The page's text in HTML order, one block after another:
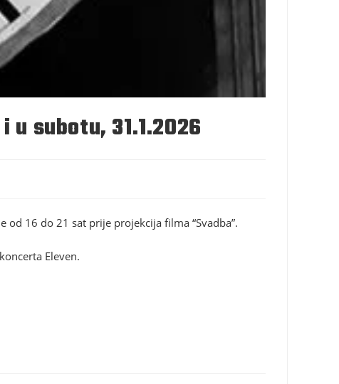
subotu, 31.1.2026
16 do 21 sat prije projekcija filma “Svadba”.
Eleven.